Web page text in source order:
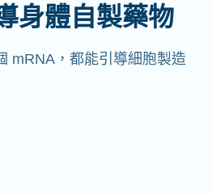
身體自製藥物
mRNA，都能引導細胞製造